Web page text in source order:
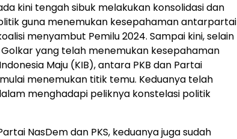
kini tengah sibuk melakukan konsolidasi dan
guna menemukan kesepahaman antarpartai
menyambut Pemilu 2024. Sampai kini, selain
Golkar yang telah menemukan kesepahaman
Maju (KIB), antara PKB dan Partai
menemukan titik temu. Keduanya telah
menghadapi peliknya konstelasi politik
NasDem dan PKS, keduanya juga sudah